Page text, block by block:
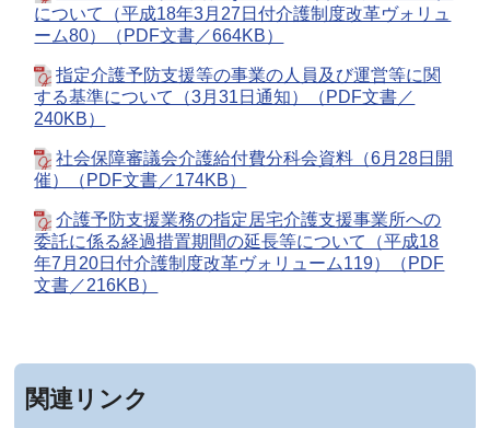
について（平成18年3月27日付介護制度改革ヴォリュ
ーム80）（PDF文書／664KB）
指定介護予防支援等の事業の人員及び運営等に関
する基準について（3月31日通知）（PDF文書／
240KB）
社会保障審議会介護給付費分科会資料（6月28日開
催）（PDF文書／174KB）
介護予防支援業務の指定居宅介護支援事業所への
委託に係る経過措置期間の延長等について（平成18
年7月20日付介護制度改革ヴォリューム119）（PDF
文書／216KB）
関連リンク